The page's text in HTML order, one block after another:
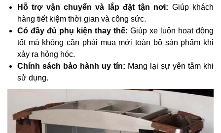
Hỗ trợ vận chuyển và lắp đặt tận nơi: Giúp khách
hàng tiết kiệm thời gian và công sức.
Có đầy đủ phụ kiện thay thế: Giúp xe luôn hoạt động
tốt mà không cần phải mua mới toàn bộ sản phẩm khi
xảy ra hỏng hóc.
Chính sách bảo hành uy tín: Mang lại sự yên tâm khi
sử dụng.